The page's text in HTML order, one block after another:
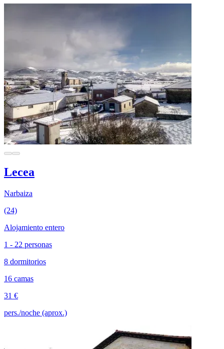
Lecea
Narbaiza
(24)
Alojamiento entero
1 - 22 personas
8 dormitorios
16 camas
31 €
pers./noche (aprox.)